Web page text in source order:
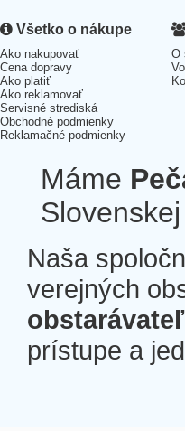
Všetko o nákupe
Ako nakupovať
Cena dopravy
Ako platiť
Ako reklamovať
Servisné strediská
Obchodné podmienky
Reklamačné podmienky
O
Máme
Naša
verejných
prístupe a